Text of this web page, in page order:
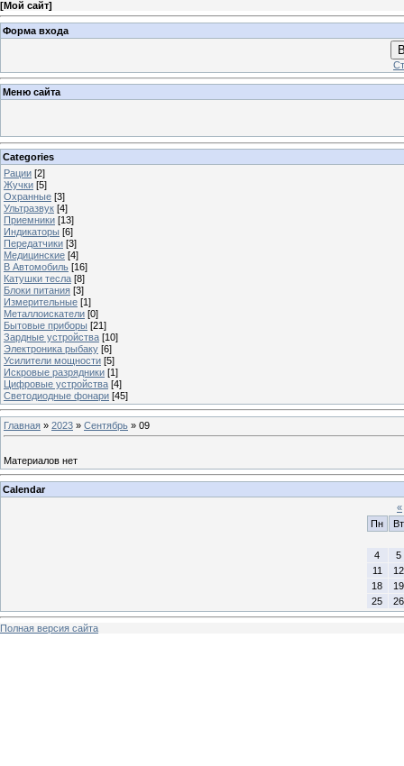
[Мой сайт]
Форма входа
Меню сайта
Categories
Рации [2]
Жучки [5]
Охранные [3]
Ультразвук [4]
Приемники [13]
Индикаторы [6]
Передатчики [3]
Медицинские [4]
В Автомобиль [16]
Катушки тесла [8]
Блоки питания [3]
Измерительные [1]
Металлоискатели [0]
Бытовые приборы [21]
Зардные устройства [10]
Электроника рыбаку [6]
Усилители мощности [5]
Искровые разрядники [1]
Цифровые устройства [4]
Светодиодные фонари [45]
Главная » 2023 » Сентябрь » 09
Материалов нет
Calendar
«
Пн
Вт
4
5
11
12
18
19
25
26
Полная версия сайта